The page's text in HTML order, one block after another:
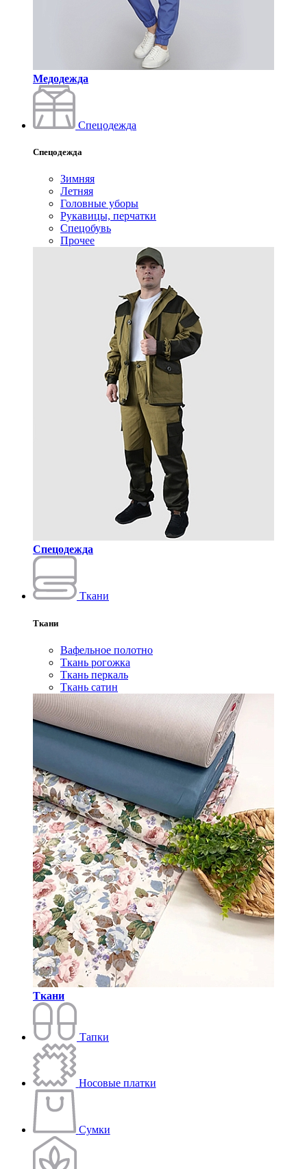
Медодежда
Спецодежда
Спецодежда
Зимняя
Летняя
Головные уборы
Рукавицы, перчатки
Спецобувь
Прочее
Спецодежда
Ткани
Ткани
Вафельное полотно
Ткань рогожка
Ткань перкаль
Ткань сатин
Ткани
Тапки
Носовые платки
Сумки